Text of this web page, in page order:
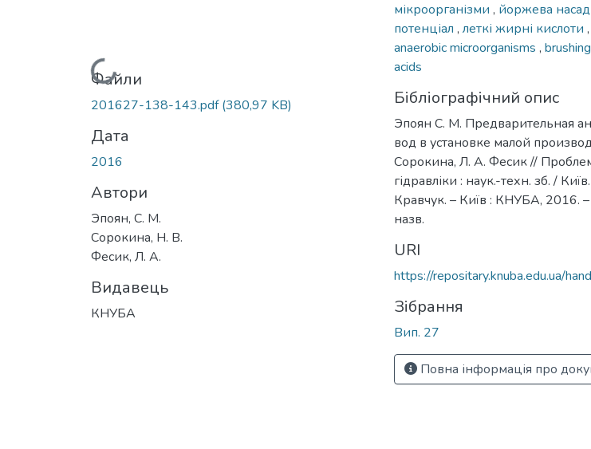
Вантажиться...
Файли
201627-138-143.pdf(380,97 KB)
Дата
2016
Автори
Эпоян, С. М.
Сорокина, Н. В.
Фесик, Л. А.
Видавець
КНУБА
мікроорганізми , йоржева
потенціал , леткі жирні кислоти ,
anaerobic microorganisms ,
acids
Бібліографічний опис
Эпоян С. М. Предварительная
вод в установке малой
Сорокина, Л. А. Фесик //
гідравліки : наук.-техн. зб. /
Кравчук. – Київ : КНУБА, 2016.
назв.
URI
https://repositary.knuba.edu.ua/
Зібрання
Вип. 27
Повна інформація про